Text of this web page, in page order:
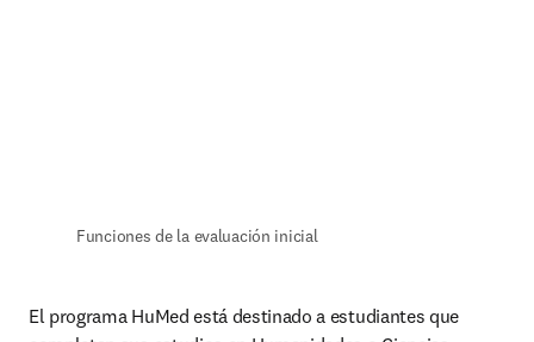
Funciones de la evaluación inicial
El programa HuMed está destinado a estudiantes que